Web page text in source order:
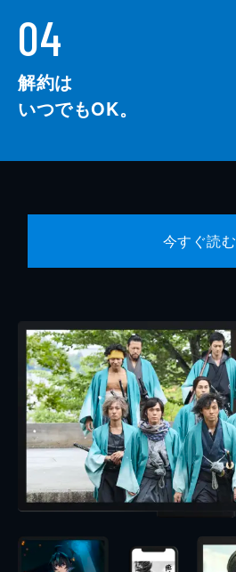
04
解約は
いつでもOK。
今すぐ読む